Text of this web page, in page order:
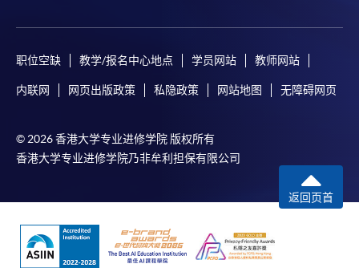
职位空缺 教学/报名中心地点 学员网站 教师网站
内联网 网页出版政策 私隐政策 网站地图 无障碍网页
© 2026 香港大学专业进修学院 版权所有
香港大学专业进修学院乃非牟利担保有限公司
返回页首